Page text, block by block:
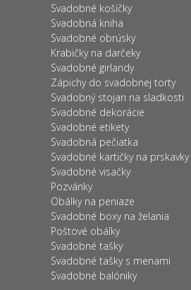
Svadobné košíčky
Svadobná kniha
Svadobné obrúsky
Krabičky na darčeky
Svadobné girlandy
Zápichy do svadobnej torty
Svadobný stojan na sladkosti
Svadobné dekorácie
Svadobné etikety
Svadobná pečiatka
Svadobné kartičky na prskavky
Svadobné visačky
Pozvánky
Obálky na peniaze
Svadobné boxy na želania
Poštové obálky
Svadobné tašky
Svadobné tašky s menami
Svadobné balóniky